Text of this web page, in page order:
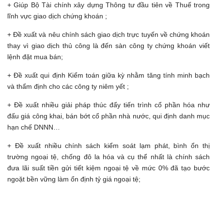
+ Giúp Bộ Tài chính xây dựng Thông tư đầu tiên về Thuế trong
lĩnh vực giao dịch chứng khoán ;
+ Đề xuất và nêu chính sách giao dịch trực tuyến về chứng khoán
thay vì giao dịch thủ công là đến sàn công ty chứng khoán viết
lệnh đặt mua bán;
+ Đề xuất qui định Kiểm toán giữa kỳ nhằm tăng tính minh bạch
và thẩm định cho các công ty niêm yết ;
+ Đề xuất nhiều giải pháp thúc đẩy tiến trình cổ phần hóa như
đấu giá công khai, bán bớt cổ phần nhà nước, qui định danh mục
hạn chế DNNN…
+ Đề xuất nhiều chính sách kiểm soát lạm phát, bình ổn thị
trường ngoại tệ, chống đô la hóa và cụ thể nhất là chính sách
đưa lãi suất tiền gửi tiết kiệm ngoại tệ về mức 0% đã tạo bước
ngoặt bền vững làm ổn định tỷ giá ngoại tệ;